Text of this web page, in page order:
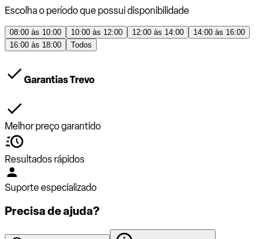
Escolha o período que possui disponibilidade
08:00 às 10:00 10:00 às 12:00 12:00 às 14:00
14:00 às 16:00
16:00 às 18:00
Todos
Garantias Trevo
Melhor preço garantido
Resultados rápidos
Suporte especializado
Precisa de ajuda?